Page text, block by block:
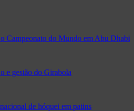
Campeonato do Mundo em Abu Dhabi
e gestão do Girabola
de hóquei em patins